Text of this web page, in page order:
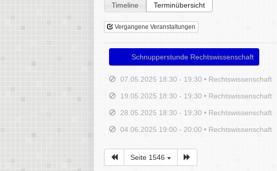
Timeline Terminübersicht
Vergangene Veranstaltungen
Schnupperstunde Rechtswissenschaft
07.05.2025 18:30 - 19:30 • Rechtswissenschaft
19.05.2025 18:30 - 19:30 • Rechtswissenschaft
28.05.2025 18:30 - 19:30 • Rechtswissenschaft
04.06.2025 19:00 - 20:00 • Rechtswissenschaft
Seite 1546